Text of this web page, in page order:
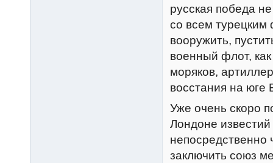
русская победа
со всем турецким
вооружить,
военный флот,
моряков,
восстания на юге
Уже очень скоро
Лондоне
непосредственно
заключить союз